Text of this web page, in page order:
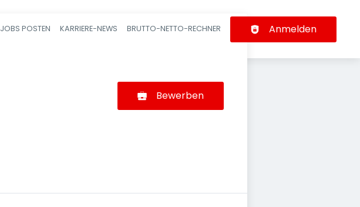
Haupt-Navigation
JOBS POSTEN KARRIERE-NEWS BRUTTO-NETTO-RECHNER Anmelden
Bewerben